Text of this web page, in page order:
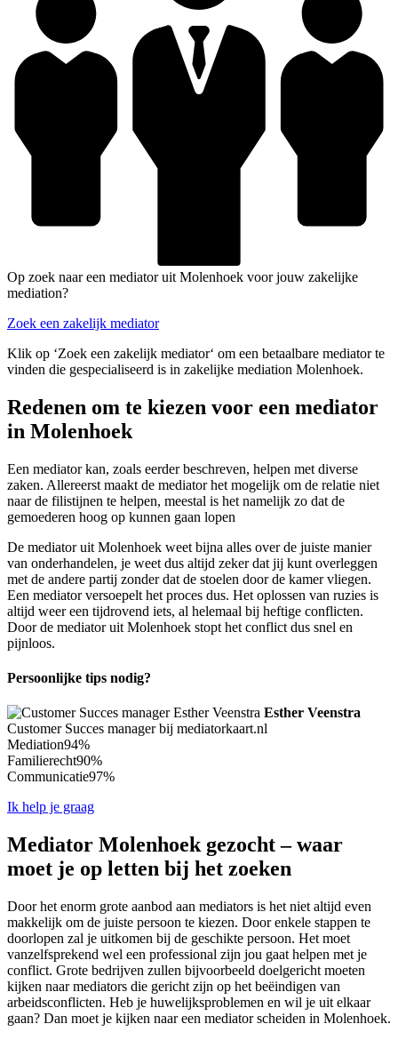
Op zoek naar een mediator uit Molenhoek voor jouw zakelijke
mediation?
Zoek een zakelijk mediator
Klik op ‘Zoek een zakelijk mediator‘ om een betaalbare mediator te
vinden die gespecialiseerd is in zakelijke mediation Molenhoek.
Redenen om te kiezen voor een mediator
in Molenhoek
Een mediator kan, zoals eerder beschreven, helpen met diverse
zaken. Allereerst maakt de mediator het mogelijk om de relatie niet
naar de filistijnen te helpen, meestal is het namelijk zo dat de
gemoederen hoog op kunnen gaan lopen
De mediator uit Molenhoek weet bijna alles over de juiste manier
van onderhandelen, je weet dus altijd zeker dat jij kunt overleggen
met de andere partij zonder dat de stoelen door de kamer vliegen.
Een mediator versoepelt het proces dus. Het oplossen van ruzies is
altijd weer een tijdrovend iets, al helemaal bij heftige conflicten.
Door de mediator uit Molenhoek stopt het conflict dus snel en
pijnloos.
Persoonlijke tips nodig?
Esther Veenstra
Customer Succes manager bij mediatorkaart.nl
Mediation94%
Familierecht90%
Communicatie97%
Ik help je graag
Mediator Molenhoek gezocht – waar
moet je op letten bij het zoeken
Door het enorm grote aanbod aan mediators is het niet altijd even
makkelijk om de juiste persoon te kiezen. Door enkele stappen te
doorlopen zal je uitkomen bij de geschikte persoon. Het moet
vanzelfsprekend wel een professional zijn jou gaat helpen met je
conflict. Grote bedrijven zullen bijvoorbeeld doelgericht moeten
kijken naar mediators die gericht zijn op het beëindigen van
arbeidsconflicten. Heb je huwelijksproblemen en wil je uit elkaar
gaan? Dan moet je kijken naar een mediator scheiden in Molenhoek.